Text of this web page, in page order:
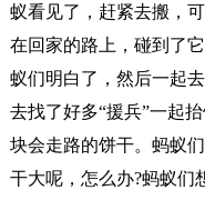
蚁看见了，赶紧去搬，
在回家的路上，碰到了
蚁们明白了，然后一起
去找了好多“援兵”一起
块会走路的饼干。蚂蚁
干大呢，怎么办?蚂蚁们